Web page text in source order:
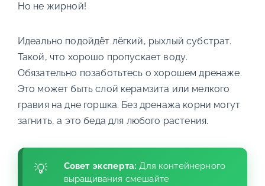
Но не жирной!
Идеально подойдёт лёгкий, рыхлый субстрат.
Такой, что хорошо пропускает воду.
Обязательно позаботьтесь о хорошем дренаже.
Это может быть слой керамзита или мелкого
гравия на дне горшка. Без дренажа корни могут
загнить, а это беда для любого растения.
Совет эксперта: Для контейнерного
выращивания смешайте